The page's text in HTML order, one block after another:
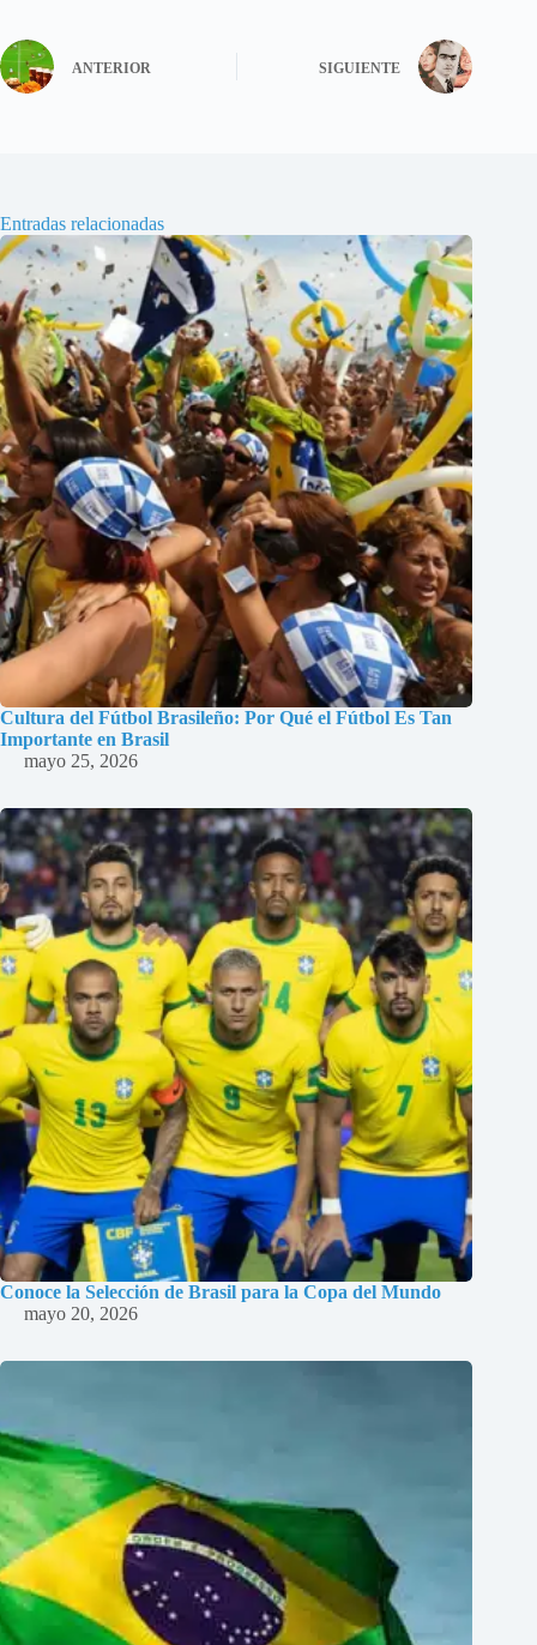
ANTERIOR SIGUIENTE
Entradas relacionadas
Cultura del Fútbol Brasileño: Por Qué el Fútbol Es Tan
Importante en Brasil
mayo 25, 2026
Conoce la Selección de Brasil para la Copa del Mundo
mayo 20, 2026